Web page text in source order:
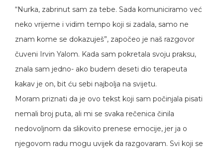
“Nurka, zabrinut sam za tebe. Sada komuniciramo već
neko vrijeme i vidim tempo koji si zadala, samo ne
znam kome se dokazuješ”, započeo je naš razgovor
čuveni Irvin Yalom. Kada sam pokretala svoju praksu,
znala sam jedno- ako budem deseti dio terapeuta
kakav je on, bit ću sebi najbolja na svijetu.
Moram priznati da je ovo tekst koji sam počinjala pisati
nemali broj puta, ali mi se svaka rečenica činila
nedovoljnom da slikovito prenese emocije, jer ja o
njegovom radu mogu uvijek da razgovaram. Svi koji se